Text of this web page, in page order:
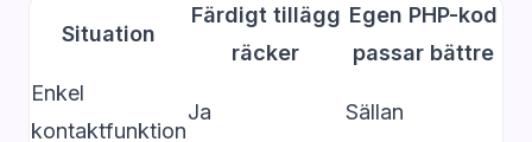
Situation
Färdigt tillägg
räcker
Egen PHP-kod
passar bättre
Enkel
kontaktfunktion
Ja Sällan